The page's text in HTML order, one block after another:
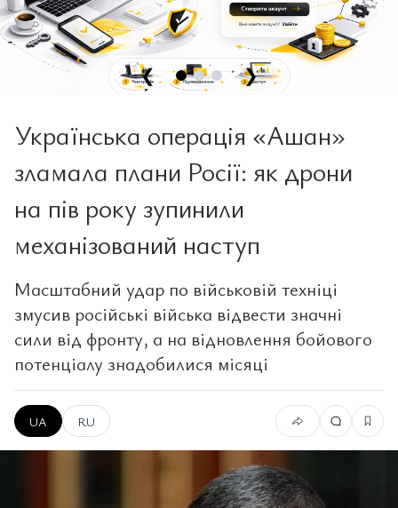
❮ ❯
Українська операція «Ашан»
зламала плани Росії: як дрони
на пів року зупинили
механізований наступ
Масштабний удар по військовій техніці
змусив російські війська відвести значні
сили від фронту, а на відновлення бойового
потенціалу знадобилися місяці
UA RU